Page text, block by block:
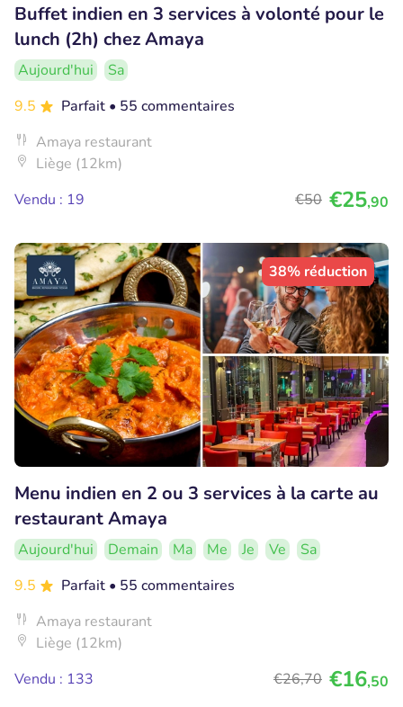
Buffet indien en 3 services à volonté pour le
lunch (2h) chez Amaya
Aujourd'hui
Sa
9.5
Parfait • 55 commentaires
Amaya restaurant
Liège (12km)
Vendu : 19
€50 €25,90
38% réduction
Menu indien en 2 ou 3 services à la carte au
restaurant Amaya
Aujourd'hui Demain Ma Me Je Ve
Sa
9.5
Parfait • 55 commentaires
Amaya restaurant
Liège (12km)
Vendu : 133
€26,70 €16,50